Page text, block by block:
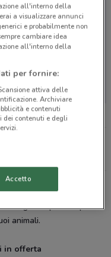
vicinanze
animali con 4 punti
giorno nei 4 punti
del giorno per comprare
animali.
in offerta
all'interno della
a visualizzare annunci
e probabilmente non
cambiare idea
all'interno della
per fornire:
attiva delle
Archiviare
e contenuti
dei contenuti e degli
Accetto